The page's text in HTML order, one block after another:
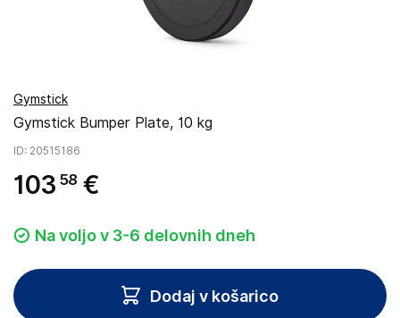
Gymstick
Gymstick Bumper Plate, 10 kg
ID: 20515186
103 58 €
Na voljo v 3-6 delovnih dneh
Dodaj v košarico